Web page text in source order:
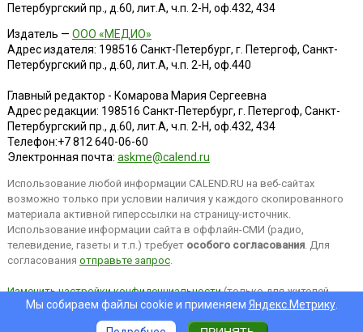
Петербургский пр., д.60, лит.А, ч.п. 2-Н, оф.432, 434
Издатель — ООО «МЕДИО»
Адрес издателя: 198516 Санкт-Петербург, г. Петергоф, Санкт-
Петербургский пр., д.60, лит.А, ч.п. 2-Н, оф.440
Главный редактор - Комарова Мария Сергеевна
Адрес редакции: 198516 Санкт-Петербург, г. Петергоф, Санкт-
Петербургский пр., д.60, лит.А, ч.п. 2-Н, оф.432, 434
Телефон:+7 812 640-06-60
Электронная почта: askme@calend.ru
Использование любой информации CALEND.RU на веб-сайтах
возможно только при условии наличия у каждого скопированного
материала активной гиперссылки на страницу-источник.
Использование информации сайта в оффлайн-СМИ (радио,
телевидение, газеты и т.п.) требует особого согласования. Для
согласования отправьте запрос.
Изменить настройки конфиденциальности(только для жителей
EEA).Мы собираем файлы cookie и применяем Яндекс.Метрику.